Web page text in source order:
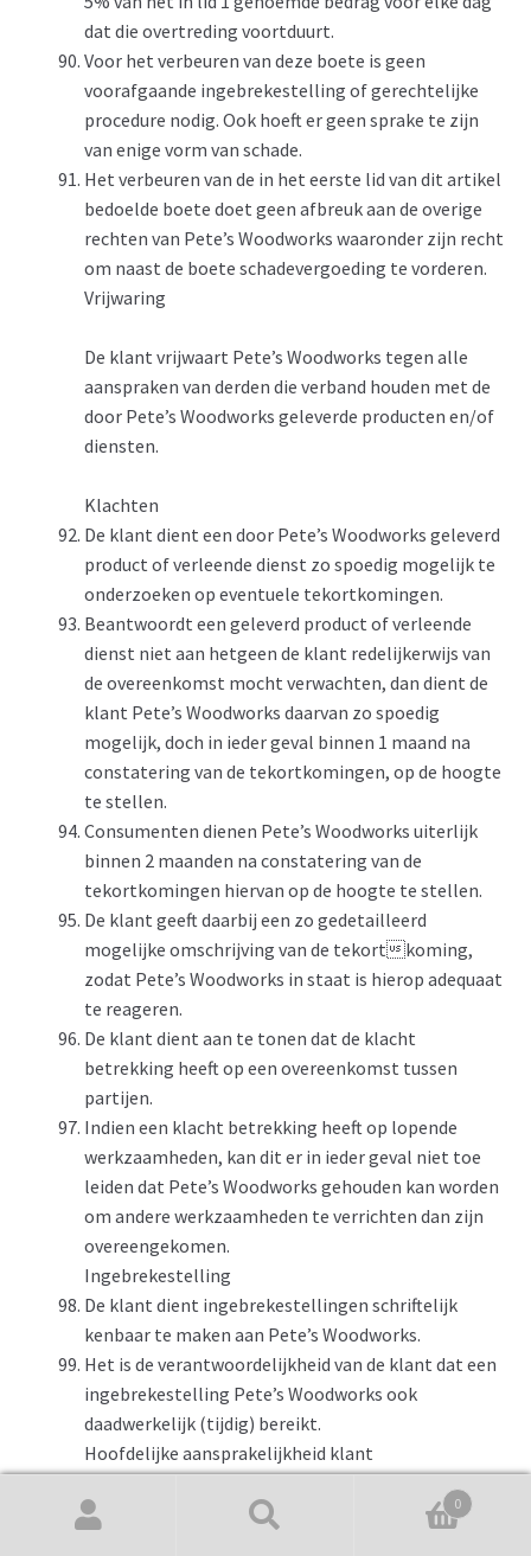
dat die overtreding voortduurt.
Voor het verbeuren van deze boete is geen
voorafgaande ingebrekestelling of gerechtelijke
procedure nodig. Ook hoeft er geen sprake te zijn
van enige vorm van schade.
Het verbeuren van de in het eerste lid van dit artikel
bedoelde boete doet geen afbreuk aan de overige
rechten van Pete’s Woodworks waaronder zijn recht
om naast de boete schadevergoeding te vorderen.
Vrijwaring
De klant vrijwaart Pete’s Woodworks tegen alle
aanspraken van derden die verband houden met de
door Pete’s Woodworks geleverde producten en/of
diensten.
Klachten
De klant dient een door Pete’s Woodworks geleverd
product of verleende dienst zo spoedig mogelijk te
onderzoeken op eventuele tekortkomingen.
Beantwoordt een geleverd product of verleende
dienst niet aan hetgeen de klant redelijkerwijs van
de overeenkomst mocht verwachten, dan dient de
klant Pete’s Woodworks daarvan zo spoedig
mogelijk, doch in ieder geval binnen 1 maand na
constatering van de tekortkomingen, op de hoogte
te stellen.
Consumenten dienen Pete’s Woodworks uiterlijk
binnen 2 maanden na constatering van de
tekortkomingen hiervan op de hoogte te stellen.
De klant geeft daarbij een zo gedetailleerd
mogelijke omschrijving van de tekortkoming,
zodat Pete’s Woodworks in staat is hierop adequaat
te reageren.
De klant dient aan te tonen dat de klacht
betrekking heeft op een overeenkomst tussen
partijen.
Indien een klacht betrekking heeft op lopende
werkzaamheden, kan dit er in ieder geval niet toe
leiden dat Pete’s Woodworks gehouden kan worden
om andere werkzaamheden te verrichten dan zijn
overeengekomen.
Ingebrekestelling
De klant dient ingebrekestellingen schriftelijk
kenbaar te maken aan Pete’s Woodworks.
Het is de verantwoordelijkheid van de klant dat een
ingebrekestelling Pete’s Woodworks ook
daadwerkelijk (tijdig) bereikt.
Hoofdelijke aansprakelijkheid klant
Als Pete’s Woodworks een overeenkomst aangaat
0